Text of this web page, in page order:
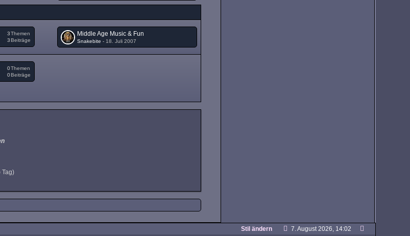
Themen
3
Beiträge
3
Middle Age Music & Fun
Snakebite - 18. Juli 2007
Themen
0
Beiträge
0
Tag)
7. August 2026, 14:02
Stil ändern